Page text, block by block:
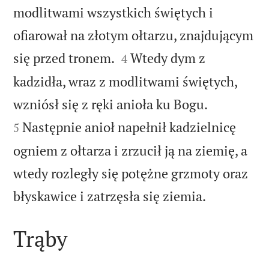
modlitwami wszystkich świętych i
ofiarował na złotym ołtarzu, znajdującym
się przed tronem. 

4 Wtedy dym z
kadzidła, wraz z modlitwami świętych,
wzniósł się z ręki anioła ku Bogu.
5 Następnie anioł napełnił kadzielnicę
ogniem z ołtarza i zrzucił ją na ziemię, a
wtedy rozległy się potężne grzmoty oraz
błyskawice i zatrzęsła się ziemia.
Trąby